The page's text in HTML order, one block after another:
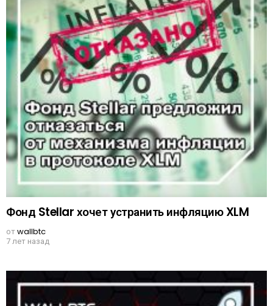
Фонд Stellar хочет устранить инфляцию XLM
отwallbtc
7 лет назад